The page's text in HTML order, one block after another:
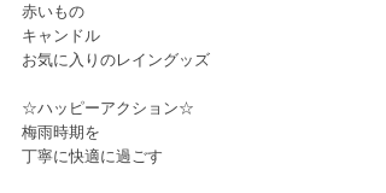
赤いもの
キャンドル
お気に入りのレイングッズ
☆ハッピーアクション☆
梅雨時期を
丁寧に快適に過ごす